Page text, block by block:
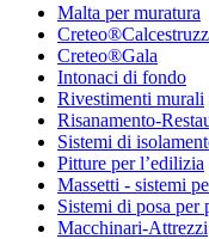
Malta per muratura
Creteo®Gala
Intonaci di fondo
Rivestimenti murali
Risanamento-
Sistemi di
Pitture per l’edilizia
Massetti - sistemi
Sistemi di posa per
Macchinari-Attrezzi